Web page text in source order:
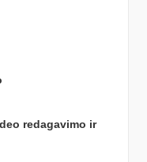
redagavimo ir